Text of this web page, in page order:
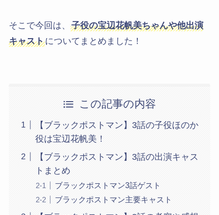
そこで今回は、 子役の宝辺花帆美ちゃんや他出演
キャストについてまとめました！
この記事の内容
【ブラックポストマン】3話の子役ほのか
役は宝辺花帆美！
【ブラックポストマン】3話の出演キャス
トまとめ
ブラックポストマン3話ゲスト
ブラックポストマン主要キャスト